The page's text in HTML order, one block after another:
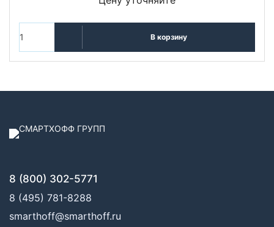
В корзину
8 (800) 302-5771
8 (495) 781-8288
smarthoff@smarthoff.ru